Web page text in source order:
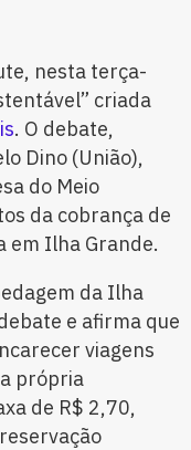
nesta terça-
criada
. O debate,
Dino (União),
do Meio
da cobrança de
em Ilha Grande.
da Ilha
e afirma que
viagens
própria
de R$ 2,70,